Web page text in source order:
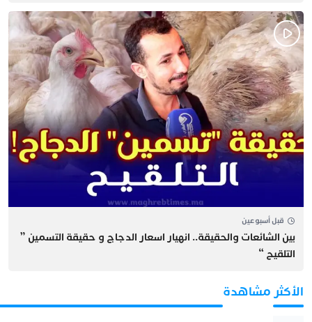
قبل أسبوعين
بين الشائعات والحقيقة.. انهيار اسعار الدجاج و حقيقة التسمين ”
التلقيح “
الأكثر مشاهدة